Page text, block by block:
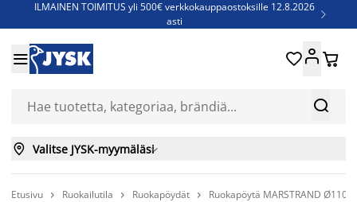
ILMAINEN TOIMITUS yli 500€ verkkokauppaostoksille 12.8.2026
asti

Jenkkisänkyjä - Säästä jopa 60%


 
 Valitse JYSK-myymäläsi
Etusivu  Ruokailutila  Ruokapöydät  Ruokapöytä MARSTRAND